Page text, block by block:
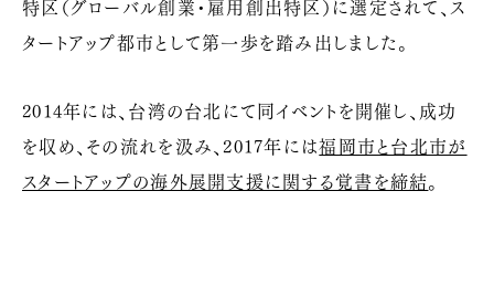
特区（グローバル創業・雇用創出特区）に選定されて、ス
タートアップ都市として第一歩を踏み出しました。
2014年には、台湾の台北にて同イベントを開催し、成功
を収め、その流れを汲み、2017年には福岡市と台北市が
スタートアップの海外展開支援に関する覚書を締結。